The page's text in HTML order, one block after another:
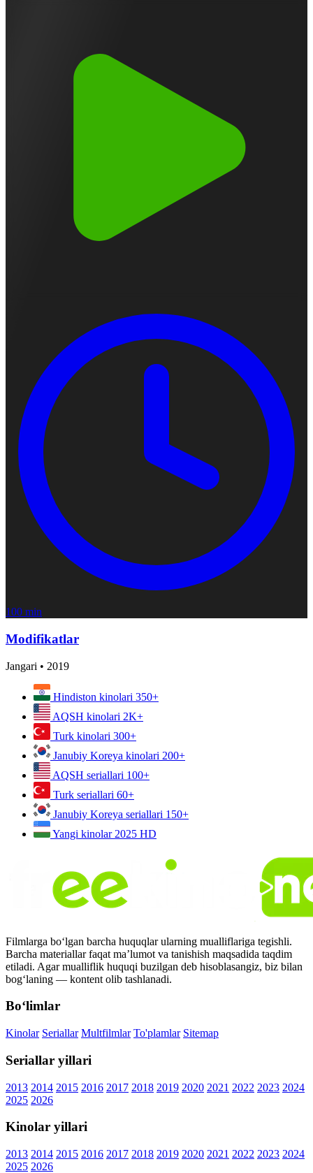
100 min
Modifikatlar
Jangari • 2019
Hindiston kinolari 350+
AQSH kinolari 2K+
Turk kinolari 300+
Janubiy Koreya kinolari 200+
AQSH seriallari 100+
Turk seriallari 60+
Janubiy Koreya seriallari 150+
Yangi kinolar 2025 HD
Filmlarga bo‘lgan barcha huquqlar ularning mualliflariga tegishli.
Barcha materiallar faqat ma’lumot va tanishish maqsadida taqdim
etiladi. Agar mualliflik huquqi buzilgan deb hisoblasangiz, biz bilan
bog‘laning — kontent olib tashlanadi.
Bo‘limlar
Kinolar Seriallar Multfilmlar To'plamlar Sitemap
Seriallar yillari
2013 2014 2015 2016 2017 2018 2019 2020 2021 2022 2023 2024
2025 2026
Kinolar yillari
2013 2014 2015 2016 2017 2018 2019 2020 2021 2022 2023 2024
2025 2026